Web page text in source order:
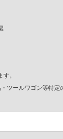
。
ツールワゴン等特定